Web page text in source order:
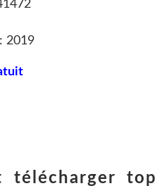
2019
télécharger